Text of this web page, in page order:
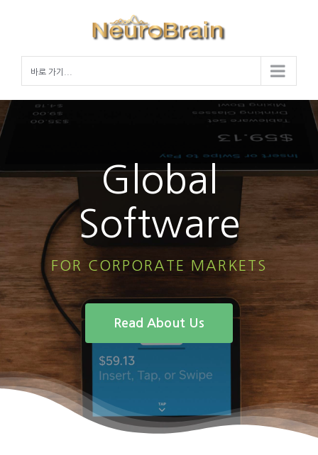
바로 가기...
Global
Software
FOR CORPORATE MARKETS
Read About Us